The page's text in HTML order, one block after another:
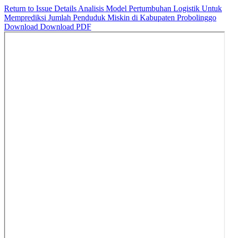
Return to Issue Details Analisis Model Pertumbuhan Logistik Untuk
Memprediksi Jumlah Penduduk Miskin di Kabupaten Probolinggo
Download Download PDF